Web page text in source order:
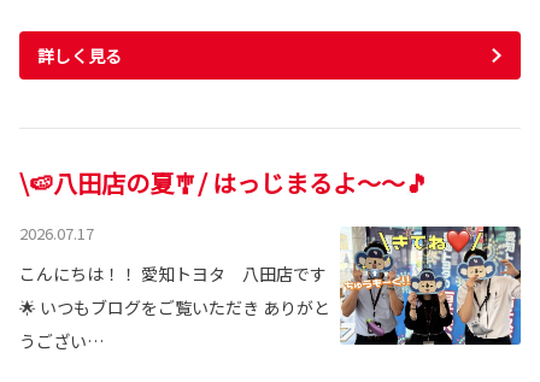
詳しく見る
\🍉八田店の夏🎐/ はっじまるよ～～🎵
2026.07.17
こんにちは！！ 愛知トヨタ 八田店です
🌟 いつもブログをご覧いただき ありがと
うござい…